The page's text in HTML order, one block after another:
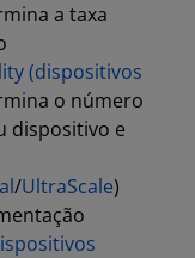
a taxa
(dispositivos
o número
dispositivo e
/UltraScale)